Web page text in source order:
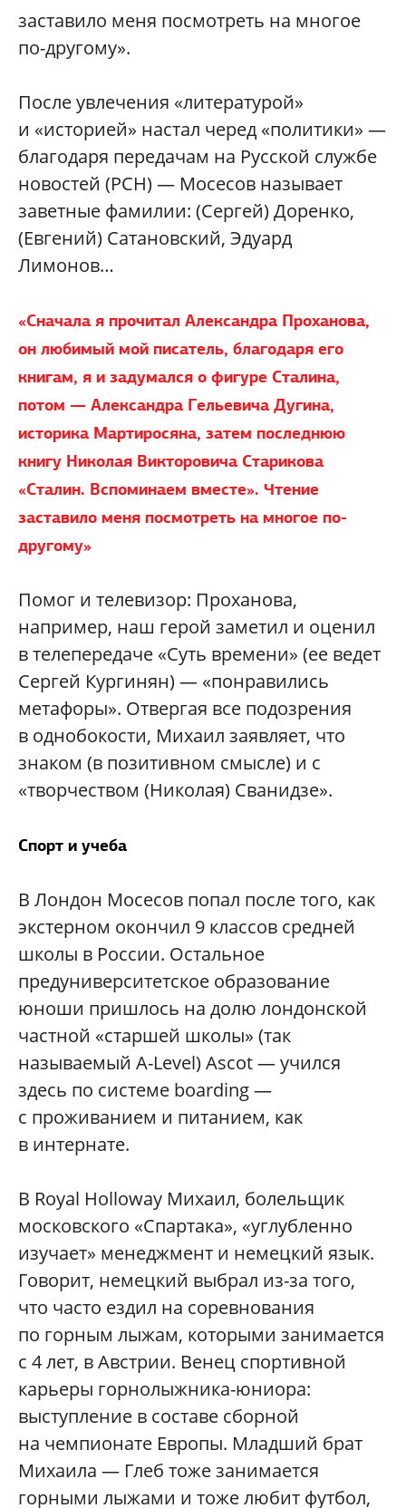
заставило меня посмотреть на многое
по-другому».
После увлечения «литературой»
и «историей» настал черед «политики» —
благодаря передачам на Русской службе
новостей (РСН) — Мосесов называет
заветные фамилии: (Сергей) Доренко,
(Евгений) Сатановский, Эдуард
Лимонов…
«Сначала я прочитал Александра Проханова,
он любимый мой писатель, благодаря его
книгам, я и задумался о фигуре Сталина,
потом — Александра Гельевича Дугина,
историка Мартиросяна, затем последнюю
книгу Николая Викторовича Старикова
«Сталин. Вспоминаем вместе». Чтение
заставило меня посмотреть на многое по-
другому»
Помог и телевизор: Проханова,
например, наш герой заметил и оценил
в телепередаче «Суть времени» (ее ведет
Сергей Кургинян) — «понравились
метафоры». Отвергая все подозрения
в однобокости, Михаил заявляет, что
знаком (в позитивном смысле) и с
«творчеством (Николая) Сванидзе».
Спорт и учеба
В Лондон Мосесов попал после того, как
экстерном окончил 9 классов средней
школы в России. Остальное
предуниверситетское образование
юноши пришлось на долю лондонской
частной «старшей школы» (так
называемый A-Level) Ascot — учился
здесь по системе boarding —
с проживанием и питанием, как
в интернате.
В Royal Holloway Михаил, болельщик
московского «Спартака», «углубленно
изучает» менеджмент и немецкий язык.
Говорит, немецкий выбрал из-за того,
что часто ездил на соревнования
по горным лыжам, которыми занимается
с 4 лет, в Австрии. Венец спортивной
карьеры горнолыжника-юниора:
выступление в составе сборной
на чемпионате Европы. Младший брат
Михаила — Глеб тоже занимается
горными лыжами и тоже любит футбол,